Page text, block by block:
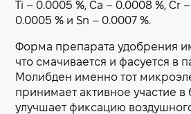
Ti – 0.0005 %, Ca – 0.0008 %, Cr
0.0005 % и Sn – 0.0007 %.
Форма препарата удобрения
что смачивается и фасуется в
Молибден именно тот
принимает активное участие в
улучшает фиксацию